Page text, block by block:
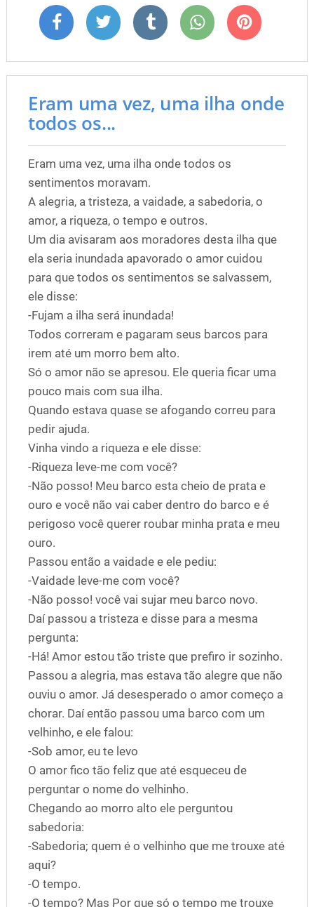
Eram uma vez, uma ilha onde
todos os...
Eram uma vez, uma ilha onde todos os
sentimentos moravam.
A alegria, a tristeza, a vaidade, a sabedoria, o
amor, a riqueza, o tempo e outros.
Um dia avisaram aos moradores desta ilha que
ela seria inundada apavorado o amor cuidou
para que todos os sentimentos se salvassem,
ele disse:
-Fujam a ilha será inundada!
Todos correram e pagaram seus barcos para
irem até um morro bem alto.
Só o amor não se apresou. Ele queria ficar uma
pouco mais com sua ilha.
Quando estava quase se afogando correu para
pedir ajuda.
Vinha vindo a riqueza e ele disse:
-Riqueza leve-me com você?
-Não posso! Meu barco esta cheio de prata e
ouro e você não vai caber dentro do barco e é
perigoso você querer roubar minha prata e meu
ouro.
Passou então a vaidade e ele pediu:
-Vaidade leve-me com você?
-Não posso! você vai sujar meu barco novo.
Daí passou a tristeza e disse para a mesma
pergunta:
-Há! Amor estou tão triste que prefiro ir sozinho.
Passou a alegria, mas estava tão alegre que não
ouviu o amor. Já desesperado o amor começo a
chorar. Daí então passou uma barco com um
velhinho, e ele falou:
-Sob amor, eu te levo
O amor fico tão feliz que até esqueceu de
perguntar o nome do velhinho.
Chegando ao morro alto ele perguntou
sabedoria:
-Sabedoria; quem é o velhinho que me trouxe até
aqui?
-O tempo.
-O tempo? Mas Por que só o tempo me trouxe